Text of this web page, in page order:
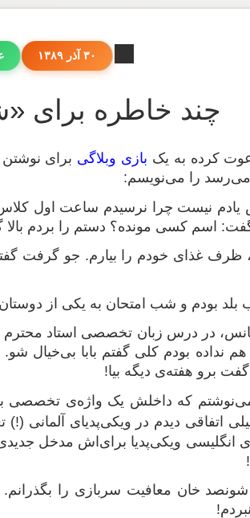
۳۰ آذر ۱۳۸۹
چند خاطره برای
کرده به یک بازی وبلاگی برای
می‌رسد را می‌نویسم:
یادم نیست چرا نرسیدم ساعت اول
اسم کسی مونده؟ دستم را بردم
ظرف غذای خودم را بیارم. جو گرفت
در درس زبان تخصصی استاد
نداده بودم کلی گفتم بابا بی‌خیال
برو هفته‌ی دیگه بیا!
می‌نوشتم که داخلش یک واژه‌ی
اتفاقی دیدم در ویکی‌پدیای آلمانی
انگلیسی ویکی‌پدیا برای‌اش مدخل
شونصد خان معافیت سربازی را